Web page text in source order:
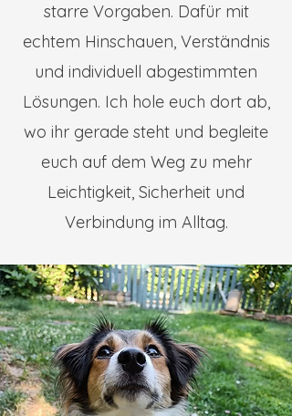
starre Vorgaben. Dafür mit
echtem Hinschauen, Verständnis
und individuell abgestimmten
Lösungen. Ich hole euch dort ab,
wo ihr gerade steht und begleite
euch auf dem Weg zu mehr
Leichtigkeit, Sicherheit und
Verbindung im Alltag.